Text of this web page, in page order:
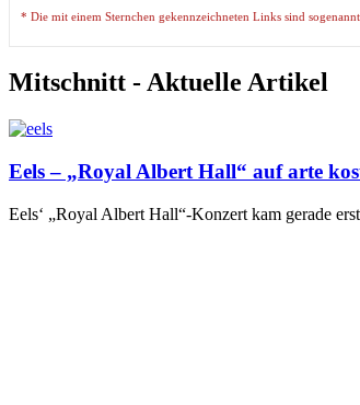
* Die mit einem Sternchen gekennzeichneten Links sind
Mitschnitt - Aktuelle Artikel
Eels – „Royal Albert Hall“ auf arte
Eels‘ „Royal Albert Hall“-Konzert kam gerade